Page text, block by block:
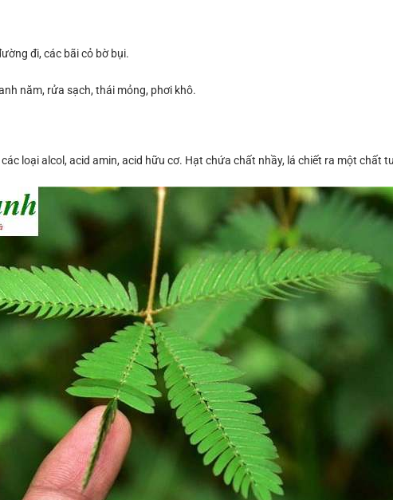
đi, các bãi cỏ bờ bụi.
năm, rửa sạch, thái mỏng, phơi khô.
loại alcol, acid amin, acid hữu cơ. Hạt chứa chất nhầy, lá chiết ra một chất